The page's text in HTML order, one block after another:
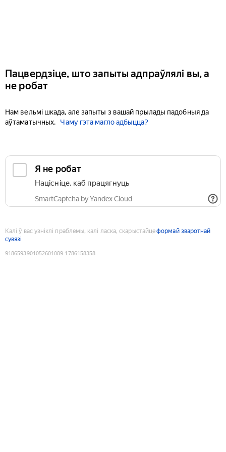
Пацвердзіце, што запыты адпраўлялі вы, а
не робат
Нам вельмі шкада, але запыты з вашай прылады падобныя да
аўтаматычных.
Чаму гэта магло адбыцца?
Я не робат
Націсніце, каб працягнуць
SmartCaptcha by Yandex Cloud
Калі ў вас узніклі праблемы, калі ласка, скарыстайцеформай зваротнай
сувязі
9186593901052601089:1786158358